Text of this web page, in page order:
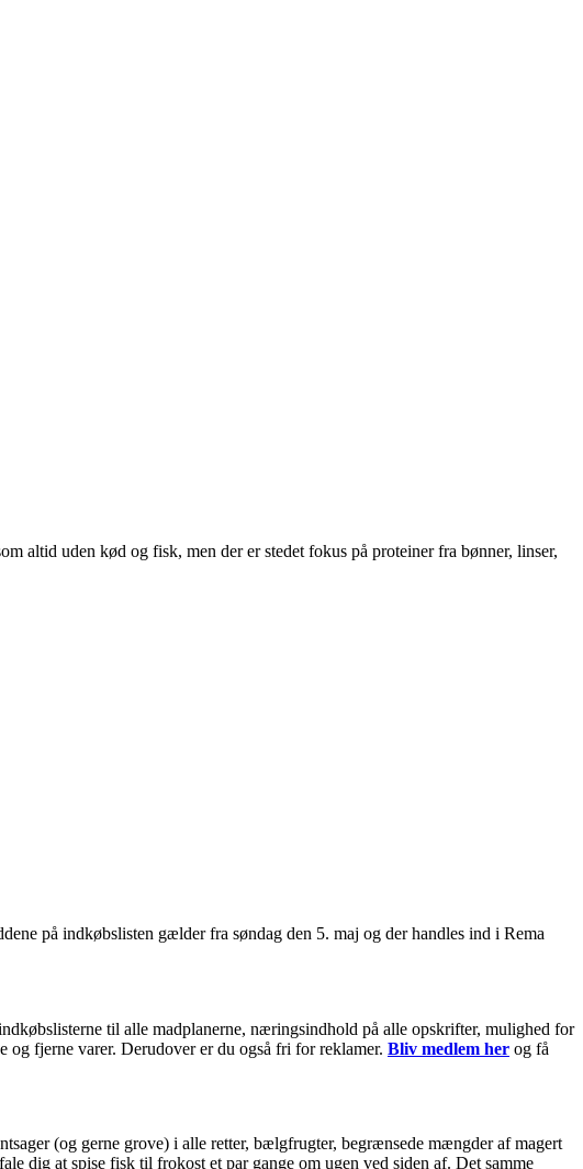
altid uden kød og fisk, men der er stedet fokus på proteiner fra bønner, linser,
på indkøbslisten gælder fra søndag den 5. maj og der handles ind i Rema
til alle madplanerne, næringsindhold på alle opskrifter, mulighed for
og fjerne varer. Derudover er du også fri for reklamer. Bliv medlem her og få
(og gerne grove) i alle retter, bælgfrugter, begrænsede mængder af magert
dig at spise fisk til frokost et par gange om ugen ved siden af. Det samme